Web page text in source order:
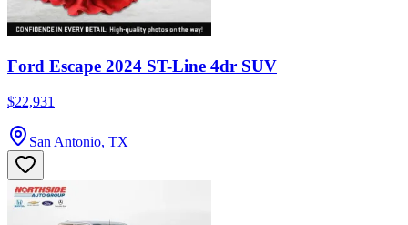
Ford Escape 2024 ST-Line 4dr SUV
$22,931
San Antonio, TX